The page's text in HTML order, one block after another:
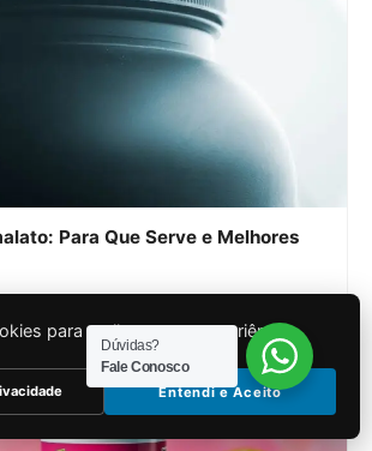
Para Que Serve e Melhores
Dúvidas?
Fale Conosco
para melhorar sua experiência
Entendi e Aceito